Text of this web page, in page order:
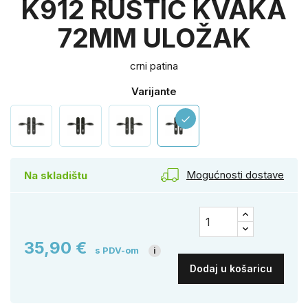
K912 RUSTIC KVAKA
72MM ULOŽAK
crni patina
Varijante
check
Na skladištu Mogućnosti dostave
35,90 € s PDV-om i
Dodaj u košaricu